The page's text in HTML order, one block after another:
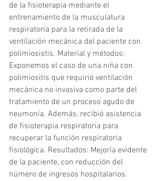
de la fisioterapia mediante el
entrenamiento de la musculatura
respiratoria para la retirada de la
ventilación mecánica del paciente con
polimiosistis. Material y métodos:
Exponemos el caso de una niña con
polimiositis que requirió ventilación
mecánica no invasiva como parte del
tratamiento de un proceso agudo de
neumonía. Además, recibió asistencia
de fisioterapia respiratoria para
recuperar la función respiratoria
fisiológica. Resultados: Mejoría evidente
de la paciente, con reducción del
número de ingresos hospitalarios.